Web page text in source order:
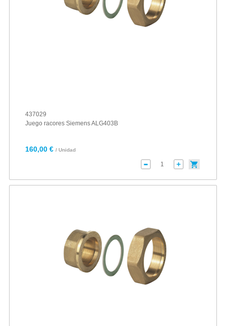
437029
Juego racores Siemens ALG403B
160,00 € / Unidad